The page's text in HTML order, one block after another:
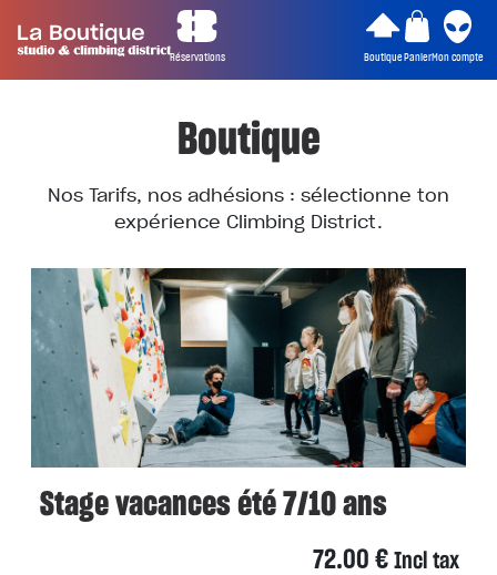
Boutique
Nos Tarifs, nos adhésions : sélectionne ton
expérience Climbing District.
Stage vacances été 7/10 ans
72.00 € Incl tax
Mon compte
Panier
Boutique
Réservations